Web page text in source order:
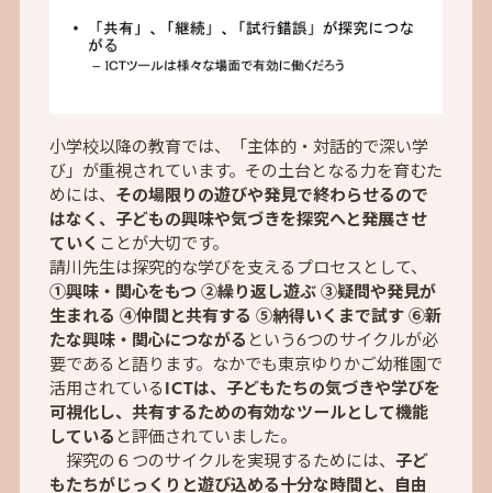
小学校以降の教育では、「主体的・対話的で深い学
び」が重視されています。その土台となる力を育むた
めには、 その場限りの遊びや発見で終わらせるので
はなく、子どもの興味や気づきを探究へと発展させ
ていく ことが大切です。
請川先生は探究的な学びを支えるプロセスとして、
①興味・関心をもつ ②繰り返し遊ぶ ③疑問や発見が
生まれる ④仲間と共有する ⑤納得いくまで試す ⑥新
たな興味・関心につながる という6つのサイクルが必
要であると語ります。なかでも東京ゆりかご幼稚園で
活用されているICTは、子どもたちの気づきや学びを
可視化し、共有するための有効なツールとして機能
している と評価されていました。
探究の６つのサイクルを実現するためには、 子ど
もたちがじっくりと遊び込める十分な時間と、自由